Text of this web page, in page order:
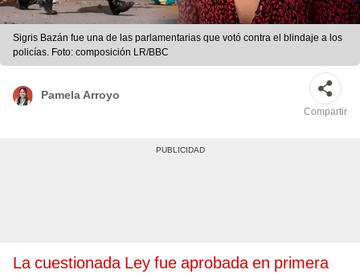
Sigris Bazán fue una de las parlamentarias que votó contra el blindaje a los
policías. Foto: composición LR/BBC
Pamela Arroyo
Compartir
La cuestionada Ley fue aprobada en primera